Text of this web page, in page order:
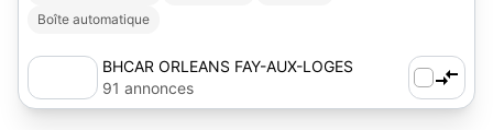
Boîte automatique
BHCAR ORLEANS FAY-AUX-LOGES
91 annonces